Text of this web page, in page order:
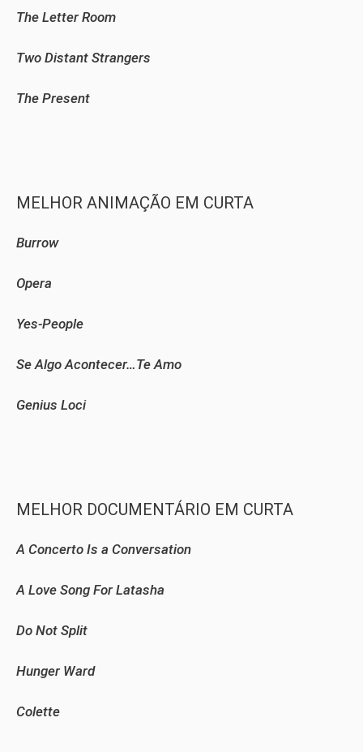
The Letter Room
Two Distant Strangers
The Present
MELHOR ANIMAÇÃO EM CURTA
Burrow
Opera
Yes-People
Se Algo Acontecer…Te Amo
Genius Loci
MELHOR DOCUMENTÁRIO EM CURTA
A Concerto Is a Conversation
A Love Song For Latasha
Do Not Split
Hunger Ward
Colette